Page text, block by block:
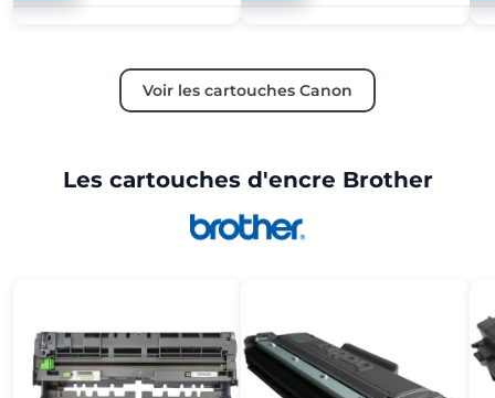
Voir les cartouches Canon
Les cartouches d'encre Brother